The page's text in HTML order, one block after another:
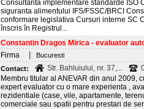
Consultanta implementare standarde ISO
siguranta alimentului IFS/FSSC/BRCI
conformare legislativa Cursuri interne SC
înscris în Registrul...
Constantin Dragos Mirica - evaluator
Firma
Bucuresti
Contact:
Str. Bahluiului, nr. 37,...
Membru titular al ANEVAR din anul 2009,
expert evaluator cu o mare experienta ,
rezidentiale (case, vile, apartamente,
comerciale sau spatii pentru prestari de